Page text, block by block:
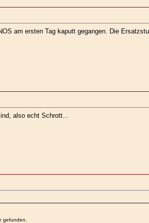
am ersten Tag kaputt gegangen. Die
also echt Schrott...
gefunden.